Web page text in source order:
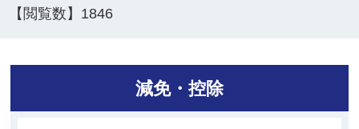
【閲覧数】 1846
減免・控除